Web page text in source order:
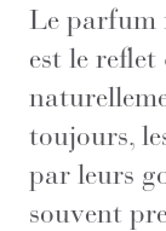
Le parfum
est le
toujours,
par leurs
souvent